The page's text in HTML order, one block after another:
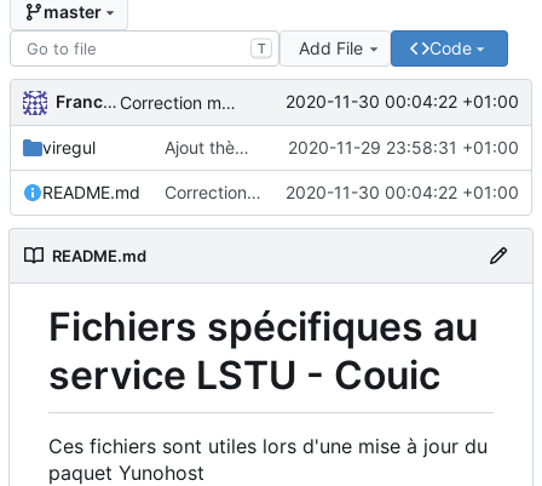
master
T Add File Code
FrancoisA Correction markdown 2020-11-30 00:04:22 +01:00
viregul Ajout thème Viregul 2020-11-29 23:58:31 +01:00
README.md Correction markdown 2020-11-30 00:04:22 +01:00
README.md
Fichiers spécifiques au
service LSTU - Couic
Ces fichiers sont utiles lors d'une mise à jour du
paquet Yunohost